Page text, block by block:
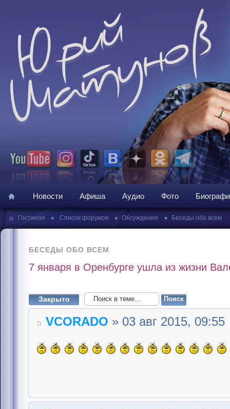
Новости Афиша Аудио Фото
» Гостиная • Список форумов • Обсуждения • Беседы обо всем
БЕСЕДЫ ОБО ВСЕМ
7 января в Оренбурге ушла из жизни
Закрыто
VCORADO » 03 авг 2015, 09:55